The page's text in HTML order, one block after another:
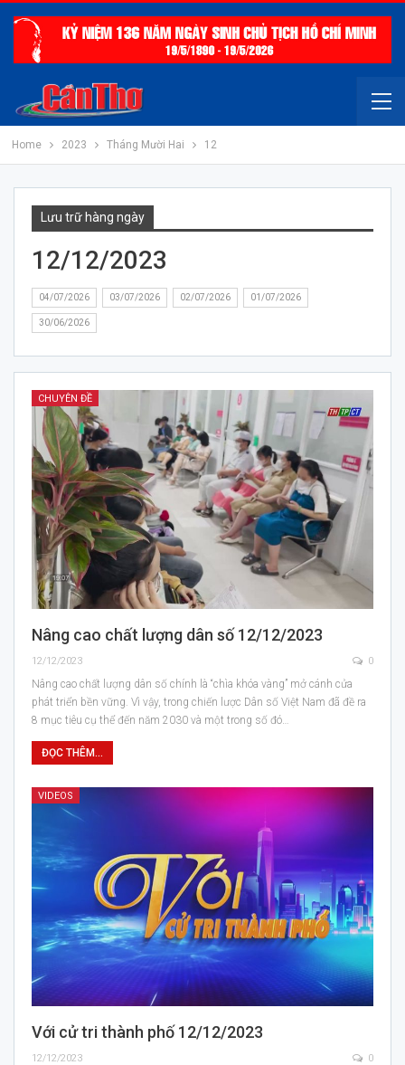
Home 2023 Tháng Mười Hai 12
Lưu trữ hàng ngày
12/12/2023
04/07/2026 03/07/2026 02/07/2026 01/07/2026
30/06/2026
CHUYÊN ĐỀ
Nâng cao chất lượng dân số 12/12/2023
12/12/2023 0
Nâng cao chất lượng dân số chính là “chìa khóa vàng” mở cánh cửa
phát triển bền vững. Vì vậy, trong chiến lược Dân số Việt Nam đã đề ra
8 mục tiêu cụ thể đến năm 2030 và một trong số đó…
ĐỌC THÊM...
VIDEOS
Với cử tri thành phố 12/12/2023
12/12/2023 0